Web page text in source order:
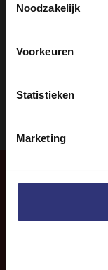
Noodzakelijk
Voorkeuren
Statistieken
Marketing